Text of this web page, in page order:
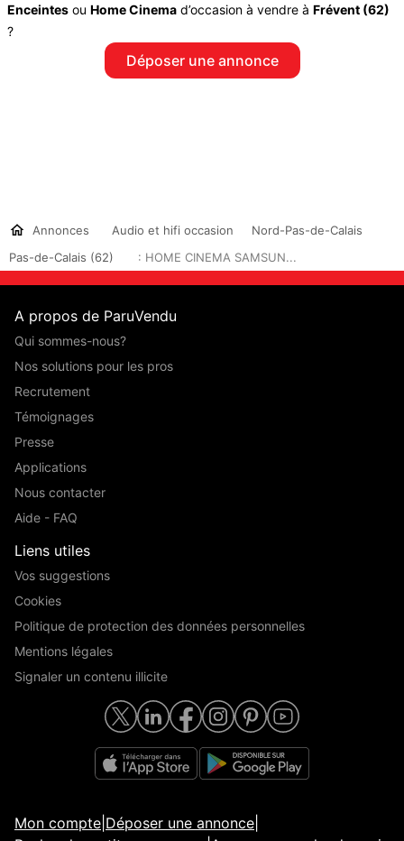
Enceintes ou Home Cinema d’occasion à vendre à Frévent (62)
?
Déposer une annonce
Annonces Audio et hifi occasion
Nord-Pas-de-Calais
Pas-de-Calais (62)
: HOME CINEMA SAMSUN...
A propos de ParuVendu
Qui sommes-nous?
Nos solutions pour les pros
Recrutement
Témoignages
Presse
Applications
Nous contacter
Aide - FAQ
Liens utiles
Vos suggestions
Cookies
Politique de protection des données personnelles
Mentions légales
Signaler un contenu illicite
Mon compte Déposer une annonce